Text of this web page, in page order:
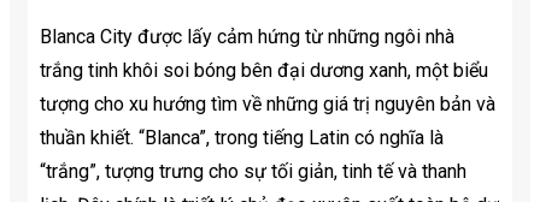
Blanca City được lấy cảm hứng từ những ngôi nhà
trắng tinh khôi soi bóng bên đại dương xanh, một biểu
tượng cho xu hướng tìm về những giá trị nguyên bản và
thuần khiết. “Blanca”, trong tiếng Latin có nghĩa là
“trắng”, tượng trưng cho sự tối giản, tinh tế và thanh